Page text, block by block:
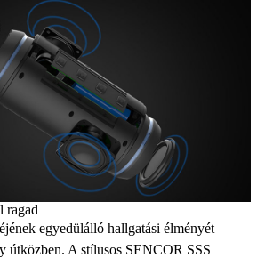
ragad
egyedülálló hallgatási élményét
útközben. A stílusos SENCOR SSS